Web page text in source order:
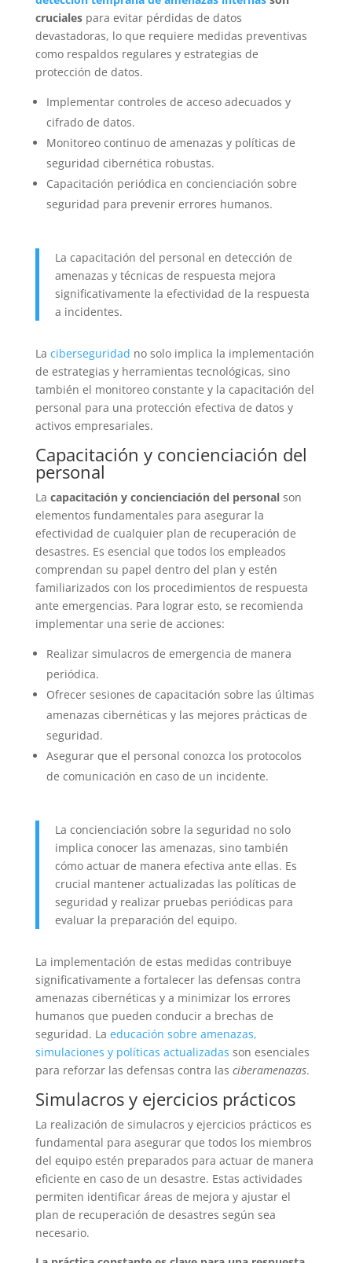
crucialespara evitar pérdidas de datos
devastadoras, lo que requiere medidas preventivas
como respaldos regulares y estrategias de
protección de datos.
Implementar controles de acceso adecuados y
cifrado de datos.
Monitoreo continuo de amenazas y políticas de
seguridad cibernética robustas.
Capacitación periódica en concienciación sobre
seguridad para prevenir errores humanos.
La capacitación del personal en detección de
amenazas y técnicas de respuesta mejora
significativamente la efectividad de la respuesta
a incidentes.
La ciberseguridad no solo implica la implementación
de estrategias y herramientas tecnológicas, sino
también el monitoreo constante y la capacitación del
personal para una protección efectiva de datos y
activos empresariales.
Capacitación y concienciación del
personal
La capacitación y concienciación del personalson
elementos fundamentales para asegurar la
efectividad de cualquier plan de recuperación de
desastres. Es esencial que todos los empleados
comprendan su papel dentro del plan y estén
familiarizados con los procedimientos de respuesta
ante emergencias. Para lograr esto, se recomienda
implementar una serie de acciones:
Realizar simulacros de emergencia de manera
periódica.
Ofrecer sesiones de capacitación sobre las últimas
amenazas cibernéticas y las mejores prácticas de
seguridad.
Asegurar que el personal conozca los protocolos
de comunicación en caso de un incidente.
La concienciación sobre la seguridad no solo
implica conocer las amenazas, sino también
cómo actuar de manera efectiva ante ellas. Es
crucial mantener actualizadas las políticas de
seguridad y realizar pruebas periódicas para
evaluar la preparación del equipo.
La implementación de estas medidas contribuye
significativamente a fortalecer las defensas contra
amenazas cibernéticas y a minimizar los errores
humanos que pueden conducir a brechas de
seguridad. La educación sobre amenazas,
simulaciones y políticas actualizadas son esenciales
para reforzar las defensas contra las ciberamenazas.
Simulacros y ejercicios prácticos
La realización de simulacros y ejercicios prácticos es
fundamental para asegurar que todos los miembros
del equipo estén preparados para actuar de manera
eficiente en caso de un desastre. Estas actividades
permiten identificar áreas de mejora y ajustar el
plan de recuperación de desastres según sea
necesario.